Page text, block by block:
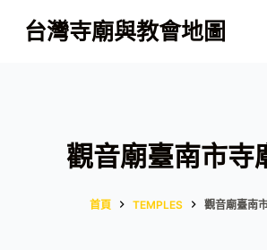
跳
至
台灣寺廟與教會地圖
觀音廟臺南市寺
首頁 TEMPLES 觀音廟臺南